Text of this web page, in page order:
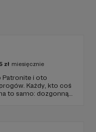
zł miesięcznie
Patronite i oto
Każdy, kto coś
to samo: dozgonną